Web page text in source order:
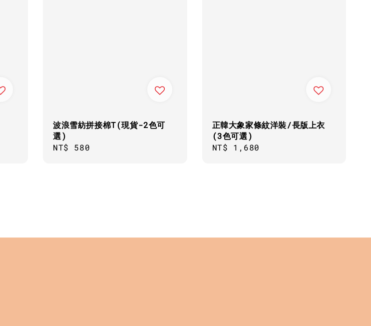
波浪雪紡拼接棉T(現貨-2色可
選)
Regular
NT$ 580
正韓大象家條紋洋裝/長版上衣
(3色可選)
Regular
NT$ 1,680